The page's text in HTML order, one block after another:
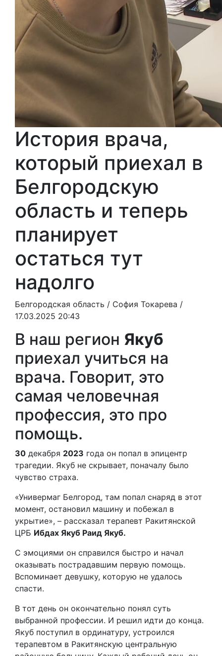
История врача,
который приехал в
Белгородскую
область и теперь
планирует
остаться тут
надолго
Белгородская область / София Токарева /
17.03.2025 20:43
В наш регион Якуб
приехал учиться на
врача. Говорит, это
самая человечная
профессия, это про
помощь.
30 декабря 2023 года он попал в эпицентр
трагедии. Якуб не скрывает, поначалу было
чувство страха.
«Универмаг Белгород, там попал снаряд в этот
момент, остановил машину и побежал в
укрытие», – рассказал терапевт Ракитянской
ЦРБ Ибдах Якуб Раид Якуб.
С эмоциями он справился быстро и начал
оказывать пострадавшим первую помощь.
Вспоминает девушку, которую не удалось
спасти.
В тот день он окончательно понял суть
выбранной профессии. И решил идти до конца.
Якуб поступил в ординатуру, устроился
терапевтом в Ракитянскую центральную